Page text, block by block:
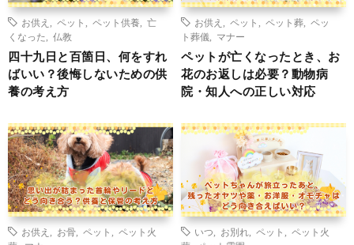
お供え ペット ペット供養
亡
くなった
仏教
四十九日と百箇日、何をすれ
ばいい？後悔しないための供
養の考え方
お供え ペット ペット葬
ペッ
ト葬儀
マナー
ペットが亡くなったとき、お
花のお返しは必要？動物病
院・知人への正しい対応
お供え お骨 ペット
ペット火
いつ お別れ ペット
ペット火